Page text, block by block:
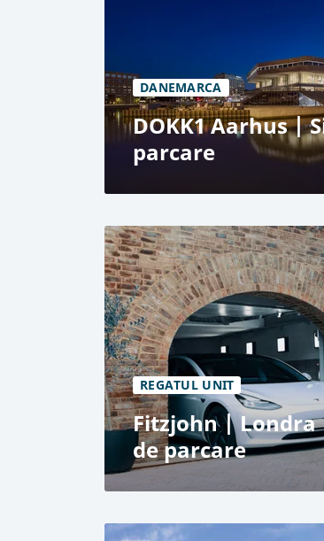
Transport de mașini,
DANEMARCA
DOKK1 Aarhus |
parcare
DOKK1, Aarhus
Parcare publică
Sistem automatizat de
972 de locuri de parcare
Cel mai mare sistem
REGATUL UNIT
Fitzjohn |
de parcare